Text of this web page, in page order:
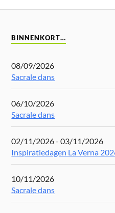
BINNENKORT…
08/09/2026
Sacrale dans
06/10/2026
Sacrale dans
02/11/2026 - 03/11/2026
Inspiratiedagen La Verna
10/11/2026
Sacrale dans